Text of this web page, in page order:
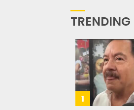
TRENDING
1